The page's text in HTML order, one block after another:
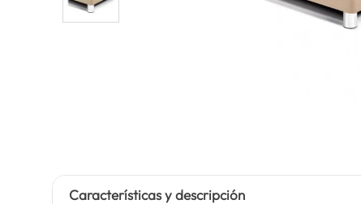
Características y descripción